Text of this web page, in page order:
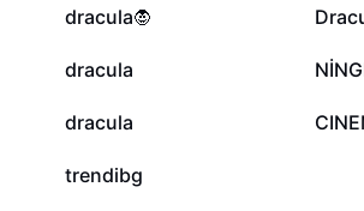
6,8 B
dracula🧛 3 B
619
dracula 503
290
dracula 215
19
trendibg